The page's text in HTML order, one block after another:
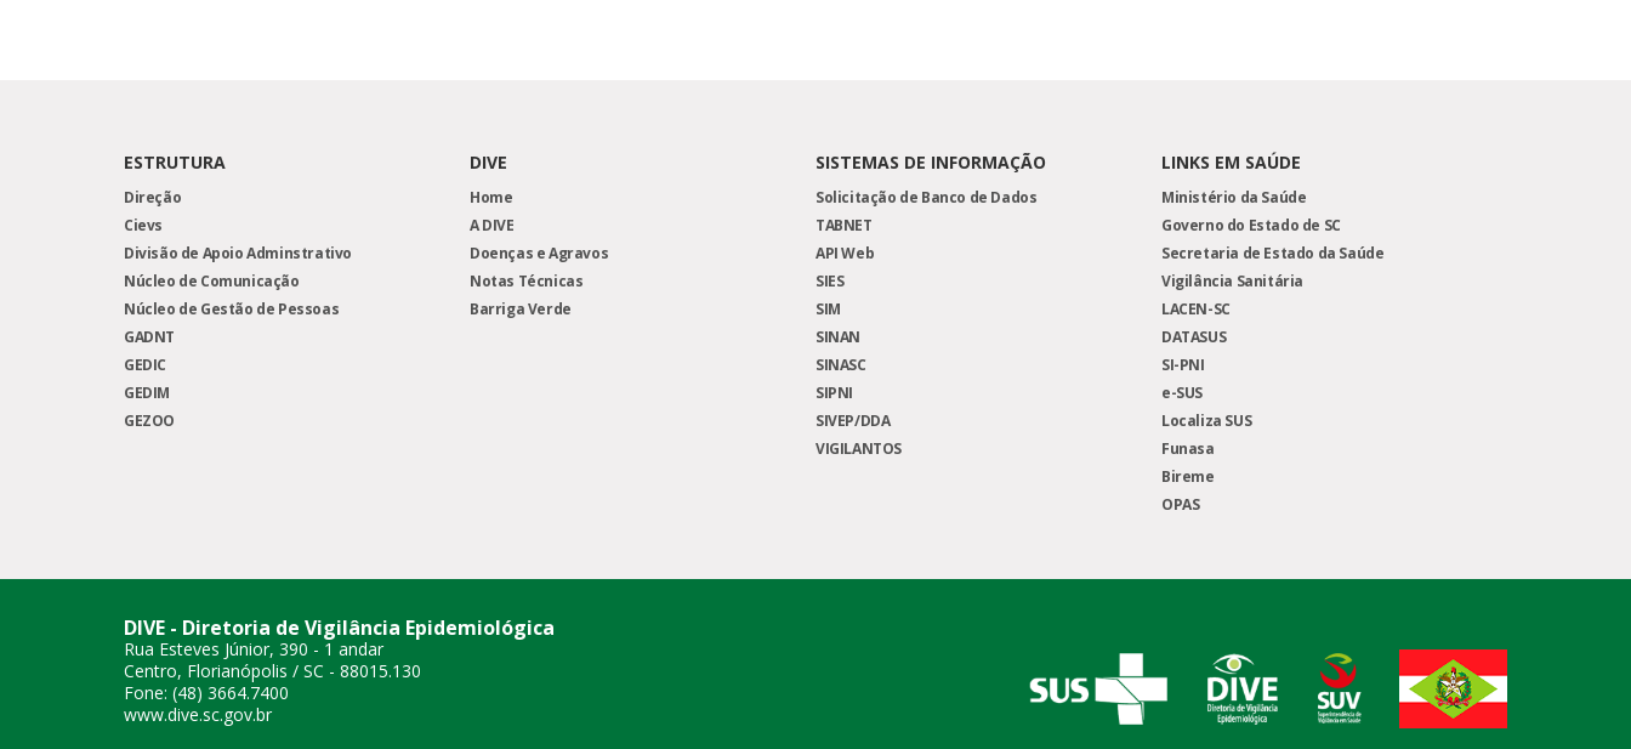
ESTRUTURA
Direção
Cievs
Divisão de Apoio Adminstrativo
Núcleo de Comunicação
Núcleo de Gestão de Pessoas
GADNT
GEDIC
GEDIM
GEZOO
DIVE
Home
A DIVE
Doenças e Agravos
Notas Técnicas
Barriga Verde
SISTEMAS DE INFORMAÇÃO
Solicitação de Banco de Dados
TABNET
API Web
SIES
SIM
SINAN
SINASC
SIPNI
SIVEP/DDA
VIGILANTOS
LINKS EM SAÚDE
Ministério da Saúde
Governo do Estado de SC
Secretaria de Estado da Saúde
Vigilância Sanitária
LACEN-SC
DATASUS
SI-PNI
e-SUS
Localiza SUS
Funasa
Bireme
OPAS
DIVE - Diretoria de Vigilância Epidemiológica
Rua Esteves Júnior, 390 - 1 andar
Centro, Florianópolis / SC - 88015.130
Fone: (48) 3664.7400
www.dive.sc.gov.br